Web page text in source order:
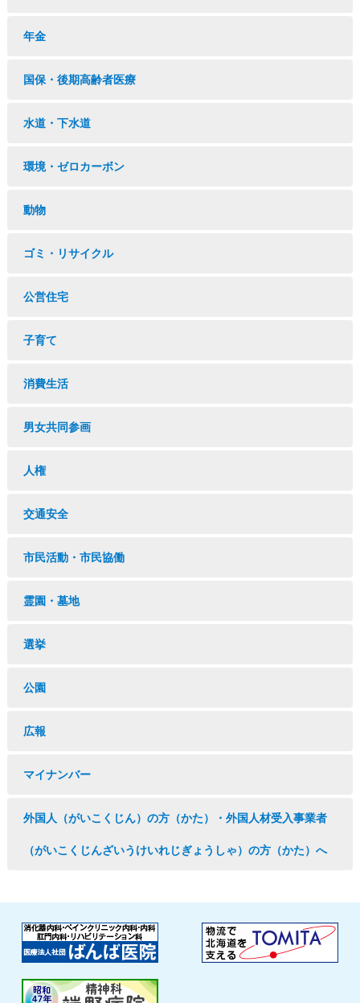
年金
国保・後期高齢者医療
水道・下水道
環境・ゼロカーボン
動物
ゴミ・リサイクル
公営住宅
子育て
消費生活
男女共同参画
人権
交通安全
市民活動・市民協働
霊園・墓地
選挙
公園
広報
マイナンバー
外国人（がいこくじん）の方（かた）・外国人材受入事業者
（がいこくじんざいうけいれじぎょうしゃ）の方（かた）へ